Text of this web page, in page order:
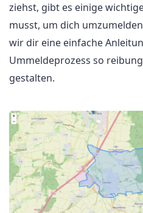
ziehst, gibt es einige
musst, um dich
wir dir eine einfache
Ummeldeprozess so
gestalten.